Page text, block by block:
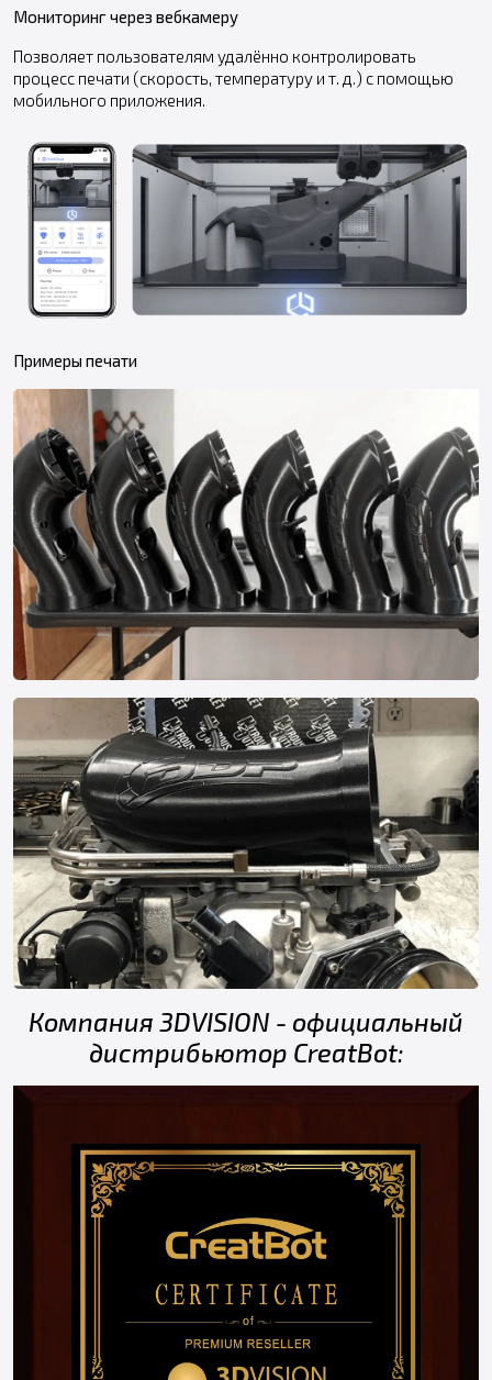
Мониторинг через вебкамеру
Позволяет пользователям удалённо контролировать
процесс печати (скорость, температуру и т. д.) с помощью
мобильного приложения.
Примеры печати
Компания 3DVISION - официальный
дистрибьютор CreatBot: